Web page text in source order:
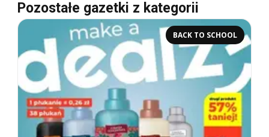
Pozostałe gazetki z kategorii
BACK TO SCHOOL